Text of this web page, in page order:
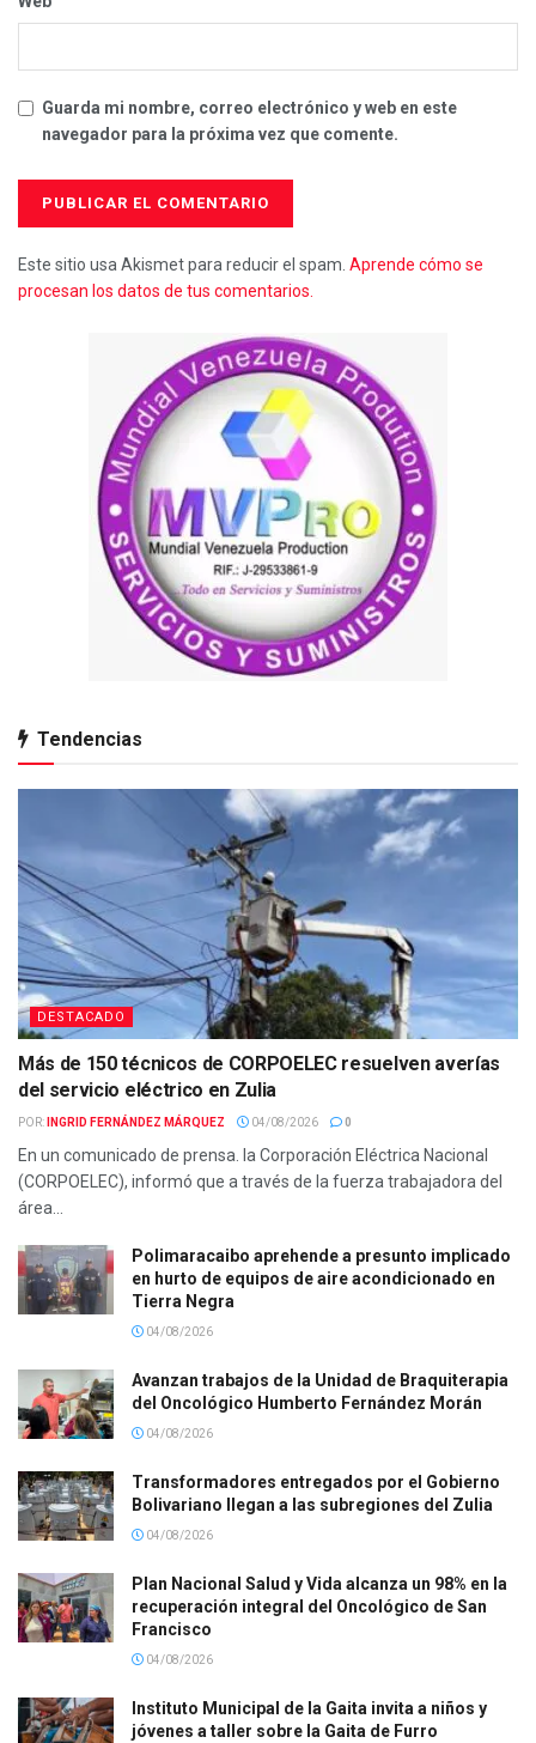
Guarda mi nombre, correo electrónico y web en este
navegador para la próxima vez que comente.
Este sitio usa Akismet para reducir el spam. Aprende cómo se
procesan los datos de tus comentarios.
Tendencias
DESTACADO
Más de 150 técnicos de CORPOELEC resuelven averías
del servicio eléctrico en Zulia
POR: INGRID FERNÁNDEZ MÁRQUEZ 04/08/2026 0
En un comunicado de prensa. la Corporación Eléctrica Nacional
(CORPOELEC), informó que a través de la fuerza trabajadora del
área...
Polimaracaibo aprehende a presunto implicado
en hurto de equipos de aire acondicionado en
Tierra Negra
04/08/2026
Avanzan trabajos de la Unidad de Braquiterapia
del Oncológico Humberto Fernández Morán
04/08/2026
Transformadores entregados por el Gobierno
Bolivariano llegan a las subregiones del Zulia
04/08/2026
Plan Nacional Salud y Vida alcanza un 98% en la
recuperación integral del Oncológico de San
Francisco
04/08/2026
Instituto Municipal de la Gaita invita a niños y
jóvenes a taller sobre la Gaita de Furro